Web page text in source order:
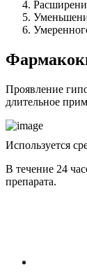
Проявление
длительное
Используется
В течение 24
препарата.